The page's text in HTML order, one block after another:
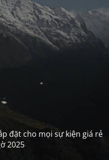
đặt cho mọi sự kiện giá rẻ
2025